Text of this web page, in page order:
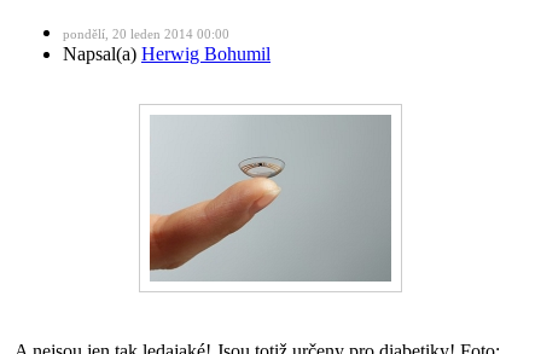
pondělí, 20 leden 2014 00:00
Napsal(a) Herwig Bohumil